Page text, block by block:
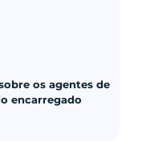
os agentes de
encarregado